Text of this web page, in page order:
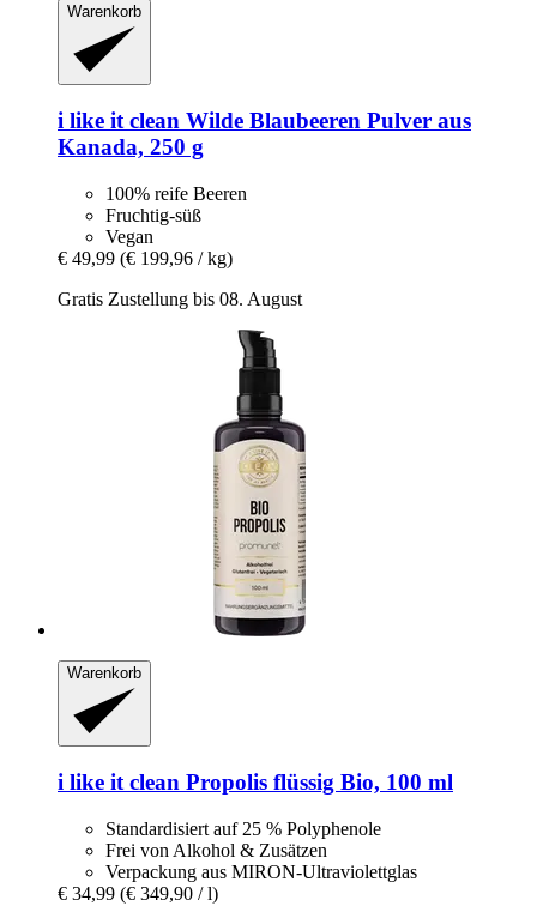
Warenkorb
i like it clean Wilde Blaubeeren Pulver aus
Kanada, 250 g
100% reife Beeren
Fruchtig-süß
Vegan
€ 49,99 (€ 199,96 / kg)
Gratis Zustellung bis 08. August
Warenkorb
i like it clean Propolis flüssig Bio, 100 ml
Standardisiert auf 25 % Polyphenole
Frei von Alkohol & Zusätzen
Verpackung aus MIRON-Ultraviolettglas
€ 34,99 (€ 349,90 / l)